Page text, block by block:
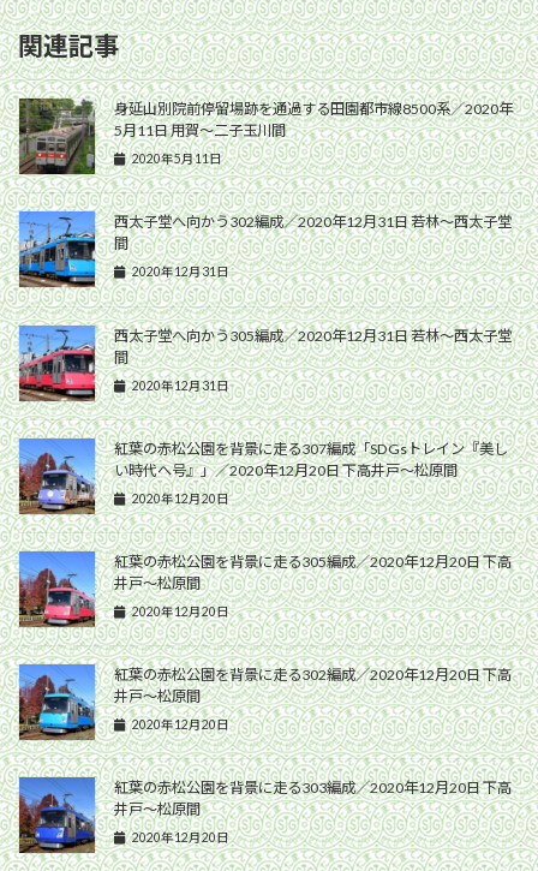
関連記事
身延山別院前停留場跡を通過する田園都市線8500系／2020年
5月11日 用賀〜二子玉川間
2020年5月11日
西太子堂へ向かう302編成／2020年12月31日 若林〜西太子堂
間
2020年12月31日
西太子堂へ向かう305編成／2020年12月31日 若林〜西太子堂
間
2020年12月31日
紅葉の赤松公園を背景に走る307編成「SDGsトレイン『美し
い時代へ号』」／2020年12月20日 下高井戸〜松原間
2020年12月20日
紅葉の赤松公園を背景に走る305編成／2020年12月20日 下高
井戸〜松原間
2020年12月20日
紅葉の赤松公園を背景に走る302編成／2020年12月20日 下高
井戸〜松原間
2020年12月20日
紅葉の赤松公園を背景に走る303編成／2020年12月20日 下高
井戸〜松原間
2020年12月20日